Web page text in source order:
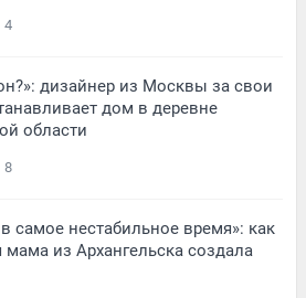
4
дизайнер из Москвы за свои
дом в деревне
области
8
самое нестабильное время»: как
мама из Архангельска создала